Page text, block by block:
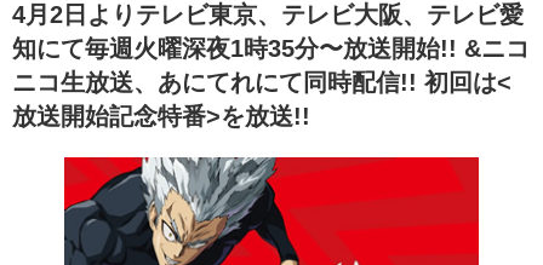
4月2日よりテレビ東京、テレビ大阪、テレビ愛
知にて毎週火曜深夜1時35分〜放送開始!! &ニコ
ニコ生放送、あにてれにて同時配信!! 初回は<
放送開始記念特番>を放送!!